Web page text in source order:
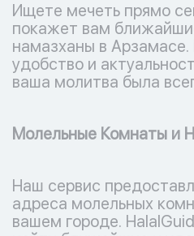
Ищете мечеть прямо
покажет вам
намазханы в
удобство и
ваша молитва была
Молельные Комнаты и
Наш сервис
адреса молельных
вашем городе.